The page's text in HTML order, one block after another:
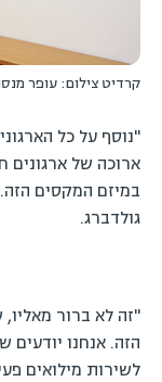
קרדיט צילום: עופר
"נוסף על כל
ארוכה של
במיזם המקסים
גולדברג.
"זה לא ברור
הזה. אנחנו
לשירות מילואים